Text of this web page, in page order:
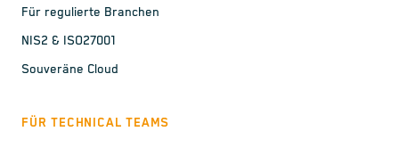
Für regulierte Branchen
NIS2 & ISO27001
Souveräne Cloud
FÜR TECHNICAL TEAMS